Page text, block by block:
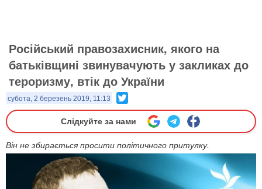
Російський правозахисник, якого на
батьківщині звинувачують у закликах до
тероризму, втік до України
субота, 2 березень 2019, 11:13
Слідкуйте за нами
Він не збирається просити політичного притулку.